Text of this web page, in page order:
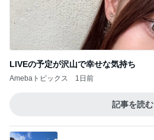
LIVEの予定が沢山で幸せな気持ち
Amebaトピックス 1日前
記事を読む